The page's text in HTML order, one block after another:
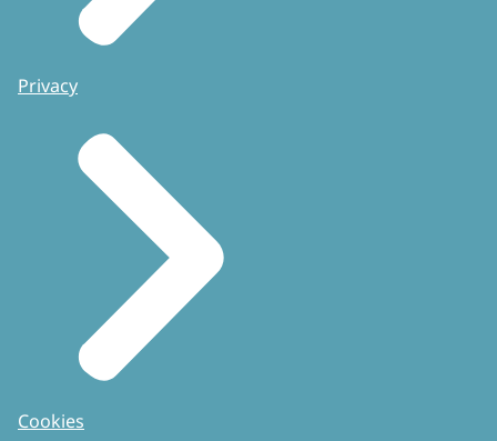
Privacy
Cookies